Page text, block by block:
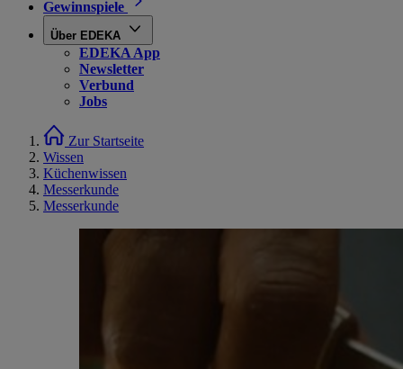
Gewinnspiele
Über EDEKA
EDEKA App
Newsletter
Verbund
Jobs
Zur Startseite
Wissen
Küchenwissen
Messerkunde
Messerkunde